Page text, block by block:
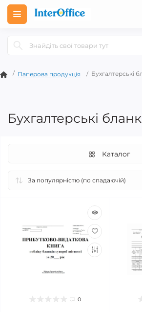
Паперова продукція Бухгалтерські
Бухгалтерські
Каталог
0